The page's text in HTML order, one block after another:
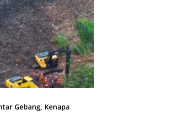
Gebang, Kenapa